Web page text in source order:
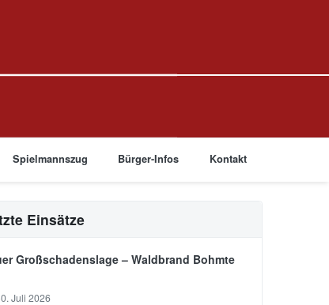
Spielmannszug Bürger-Infos Kontakt
Einsätze
Großschadenslage – Waldbrand Bohmte
Juli 2026